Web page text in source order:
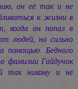
он её так и не
к жизни в
когда он попал в
людей, но сильно
помощью. Бедного
фамилии Гайдучок
так никому и не